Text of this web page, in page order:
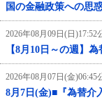
国の金融政策への思
2026年08月09日(日)17:52
【8月10日～の週】
2026年08月07日(金)06:45
8月7日(金)■『為替介